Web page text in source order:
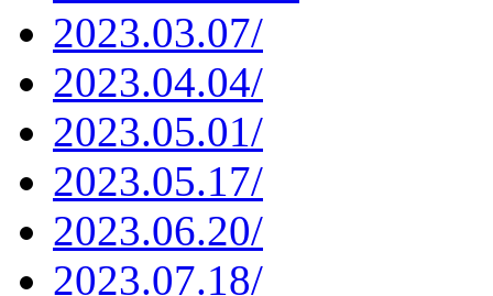
2023.03.07/
2023.04.04/
2023.05.01/
2023.05.17/
2023.06.20/
2023.07.18/